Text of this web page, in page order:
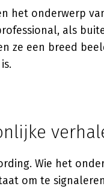
het onderwerp
als
ze een breed
Wie het
om te